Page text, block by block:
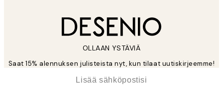
OLLAAN YSTÄVIÄ
Saat 15% alennuksen julisteista nyt, kun tilaat uutiskirjeemme!